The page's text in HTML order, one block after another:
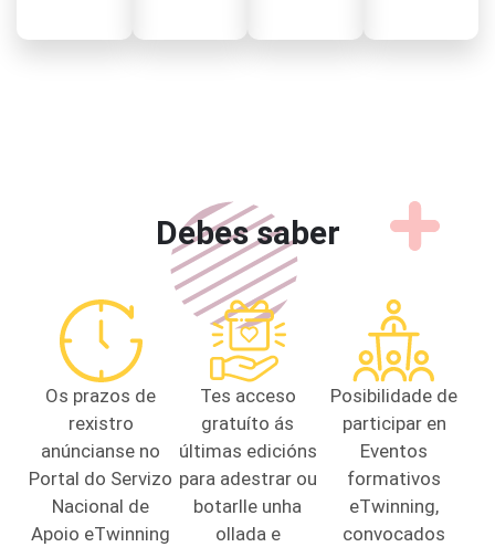
Debes saber
Os prazos de
rexistro
anúncianse no
Portal do Servizo
Nacional de
Apoio eTwinning
Tes acceso
gratuíto ás
últimas edicións
para adestrar ou
botarlle unha
ollada e
Posibilidade de
participar en
Eventos
formativos
eTwinning,
convocados